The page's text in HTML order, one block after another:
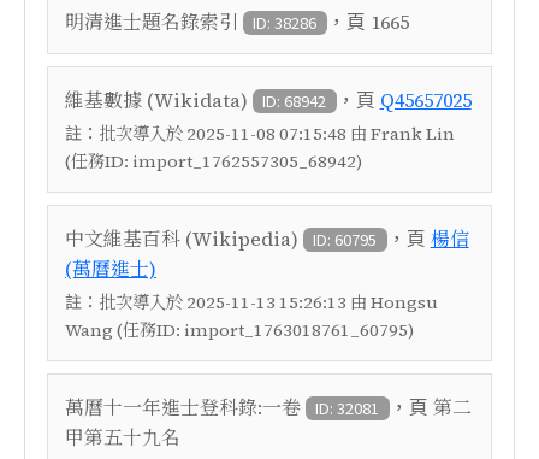
明清進士題名錄索引 ID: 38286 ，頁 1665
維基數據 (Wikidata) ID: 68942 ，頁 Q45657025
註： 批次導入於 2025-11-08 07:15:48 由 Frank Lin
(任務ID: import_1762557305_68942)
中文維基百科 (Wikipedia) ID: 60795 ，頁 楊信
(萬曆進士)
註： 批次導入於 2025-11-13 15:26:13 由 Hongsu
Wang (任務ID: import_1763018761_60795)
萬曆十一年進士登科錄:一卷 ID: 32081 ，頁 第二
甲第五十九名